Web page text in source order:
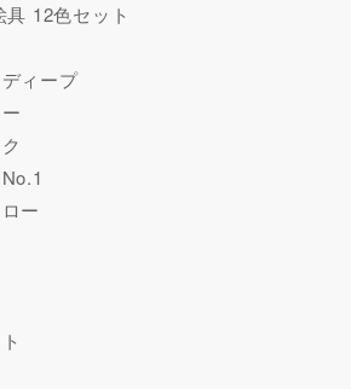
12色セット
ィープ
ー